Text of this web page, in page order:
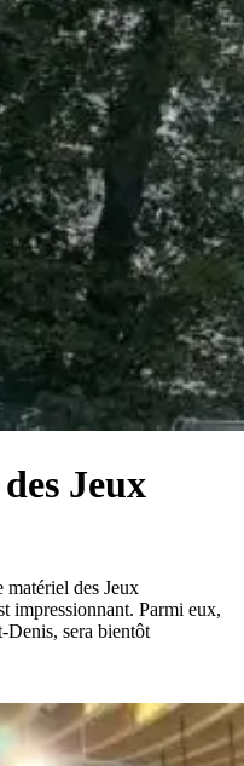
Jeux
matériel des Jeux
impressionnant. Parmi eux,
Denis, sera bientôt